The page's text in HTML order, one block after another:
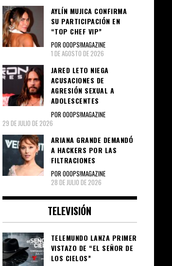
AYLÍN MUJICA CONFIRMA
SU PARTICIPACIÓN EN
“TOP CHEF VIP”
POR OOOPS!MAGAZINE
1 DE AGOSTO DE 2026
JARED LETO NIEGA
ACUSACIONES DE
AGRESIÓN SEXUAL A
ADOLESCENTES
POR OOOPS!MAGAZINE
29 DE JULIO DE 2026
ARIANA GRANDE DEMANDÓ
A HACKERS POR LAS
FILTRACIONES
POR OOOPS!MAGAZINE
28 DE JULIO DE 2026
TELEVISIÓN
TELEMUNDO LANZA PRIMER
VISTAZO DE “EL SEÑOR DE
LOS CIELOS”